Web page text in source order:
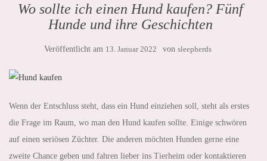
Wo sollte ich einen Hund kaufen? Fünf
Hunde und ihre Geschichten
Veröffentlicht am 13. Januar 2022 von sleepherds
Wenn der Entschluss steht, dass ein Hund einziehen soll, steht als erstes
die Frage im Raum, wo man den Hund kaufen sollte. Einige schwören
auf einen seriösen Züchter. Die anderen möchten Hunden gerne eine
zweite Chance geben und fahren lieber ins Tierheim oder kontaktieren